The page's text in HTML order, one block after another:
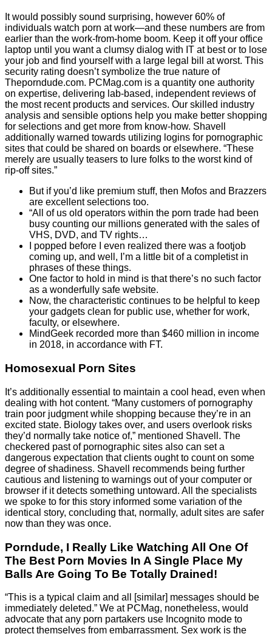
It would possibly sound surprising, however 60% of
individuals watch porn at work—and these numbers are from
earlier than the work-from-home boom. Keep it off your office
laptop until you want a clumsy dialog with IT at best or to lose
your job and find yourself with a large legal bill at worst. This
security rating doesn’t symbolize the true nature of
Theporndude.com. PCMag.com is a quantity one authority
on expertise, delivering lab-based, independent reviews of
the most recent products and services. Our skilled industry
analysis and sensible options help you make better shopping
for selections and get more from know-how. Shavell
additionally warned towards utilizing logins for pornographic
sites that could be shared on boards or elsewhere. “These
merely are usually teasers to lure folks to the worst kind of
rip-off sites.”
But if you’d like premium stuff, then Mofos and Brazzers
are excellent selections too.
“All of us old operators within the porn trade had been
busy counting our millions generated with the sales of
VHS, DVD, and TV rights…
I popped before I even realized there was a footjob
coming up, and well, I’m a little bit of a completist in
phrases of these things.
One factor to hold in mind is that there’s no such factor
as a wonderfully safe website.
Now, the characteristic continues to be helpful to keep
your gadgets clean for public use, whether for work,
faculty, or elsewhere.
MindGeek recorded more than $460 million in income
in 2018, in accordance with FT.
Homosexual Porn Sites
It’s additionally essential to maintain a cool head, even when
dealing with hot content. “Many customers of pornography
train poor judgment while shopping because they’re in an
excited state. Biology takes over, and users overlook risks
they’d normally take notice of,” mentioned Shavell. The
checkered past of pornographic sites also can set a
dangerous expectation that clients ought to count on some
degree of shadiness. Shavell recommends being further
cautious and listening to warnings out of your computer or
browser if it detects something untoward. All the specialists
we spoke to for this story informed some variation of the
identical story, concluding that, normally, adult sites are safer
now than they was once.
Porndude, I Really Like Watching All One Of
The Best Porn Movies In A Single Place My
Balls Are Going To Be Totally Drained!
“This is a typical claim and all [similar] messages should be
immediately deleted.” We at PCMag, nonetheless, would
advocate that any porn partakers use Incognito mode to
protect themselves from embarrassment. Sex work is the